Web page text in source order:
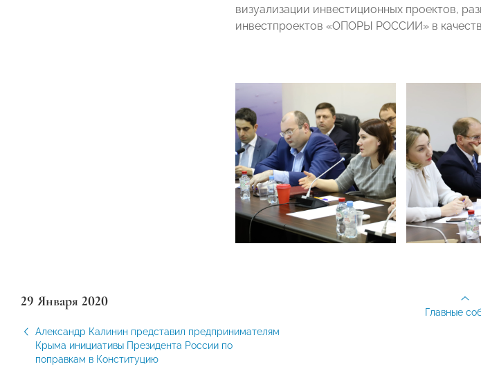
визуализации инвестиционных проектов,
инвестпроектов «ОПОРЫ РОССИИ» в
29 Января 2020
Александр Калинин представил предпринимателям
Крыма инициативы Президента России по
поправкам в Конституцию
Главные